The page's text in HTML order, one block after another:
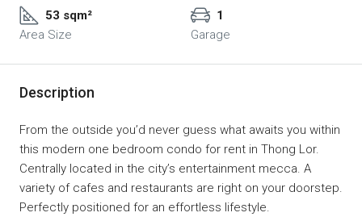
53 sqm²
Area Size
1
Garage
Description
From the outside you’d never guess what awaits you within
this modern one bedroom condo for rent in Thong Lor.
Centrally located in the city’s entertainment mecca. A
variety of cafes and restaurants are right on your doorstep.
Perfectly positioned for an effortless lifestyle.